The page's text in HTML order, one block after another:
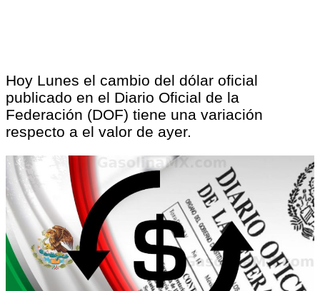
Hoy Lunes el cambio del dólar oficial
publicado en el Diario Oficial de la
Federación (DOF) tiene una variación
respecto a el valor de ayer.